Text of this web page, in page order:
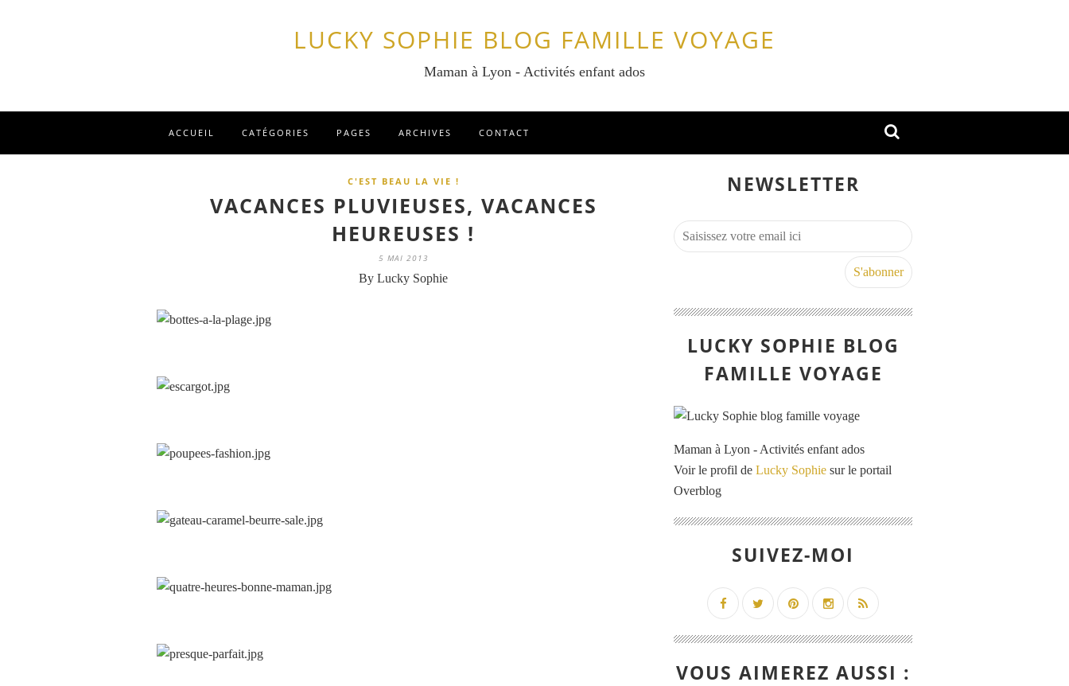
LUCKY SOPHIE BLOG FAMILLE VOYAGE
Maman à Lyon - Activités enfant ados
ACCUEIL CATÉGORIES PAGES ARCHIVES CONTACT
C'EST BEAU LA VIE !
VACANCES PLUVIEUSES, VACANCES
HEUREUSES !
5 MAI 2013
By Lucky Sophie
NEWSLETTER
LUCKY SOPHIE BLOG
FAMILLE VOYAGE
Maman à Lyon - Activités enfant ados
Voir le profil de Lucky Sophie sur le portail
Overblog
SUIVEZ-MOI
VOUS AIMEREZ AUSSI :